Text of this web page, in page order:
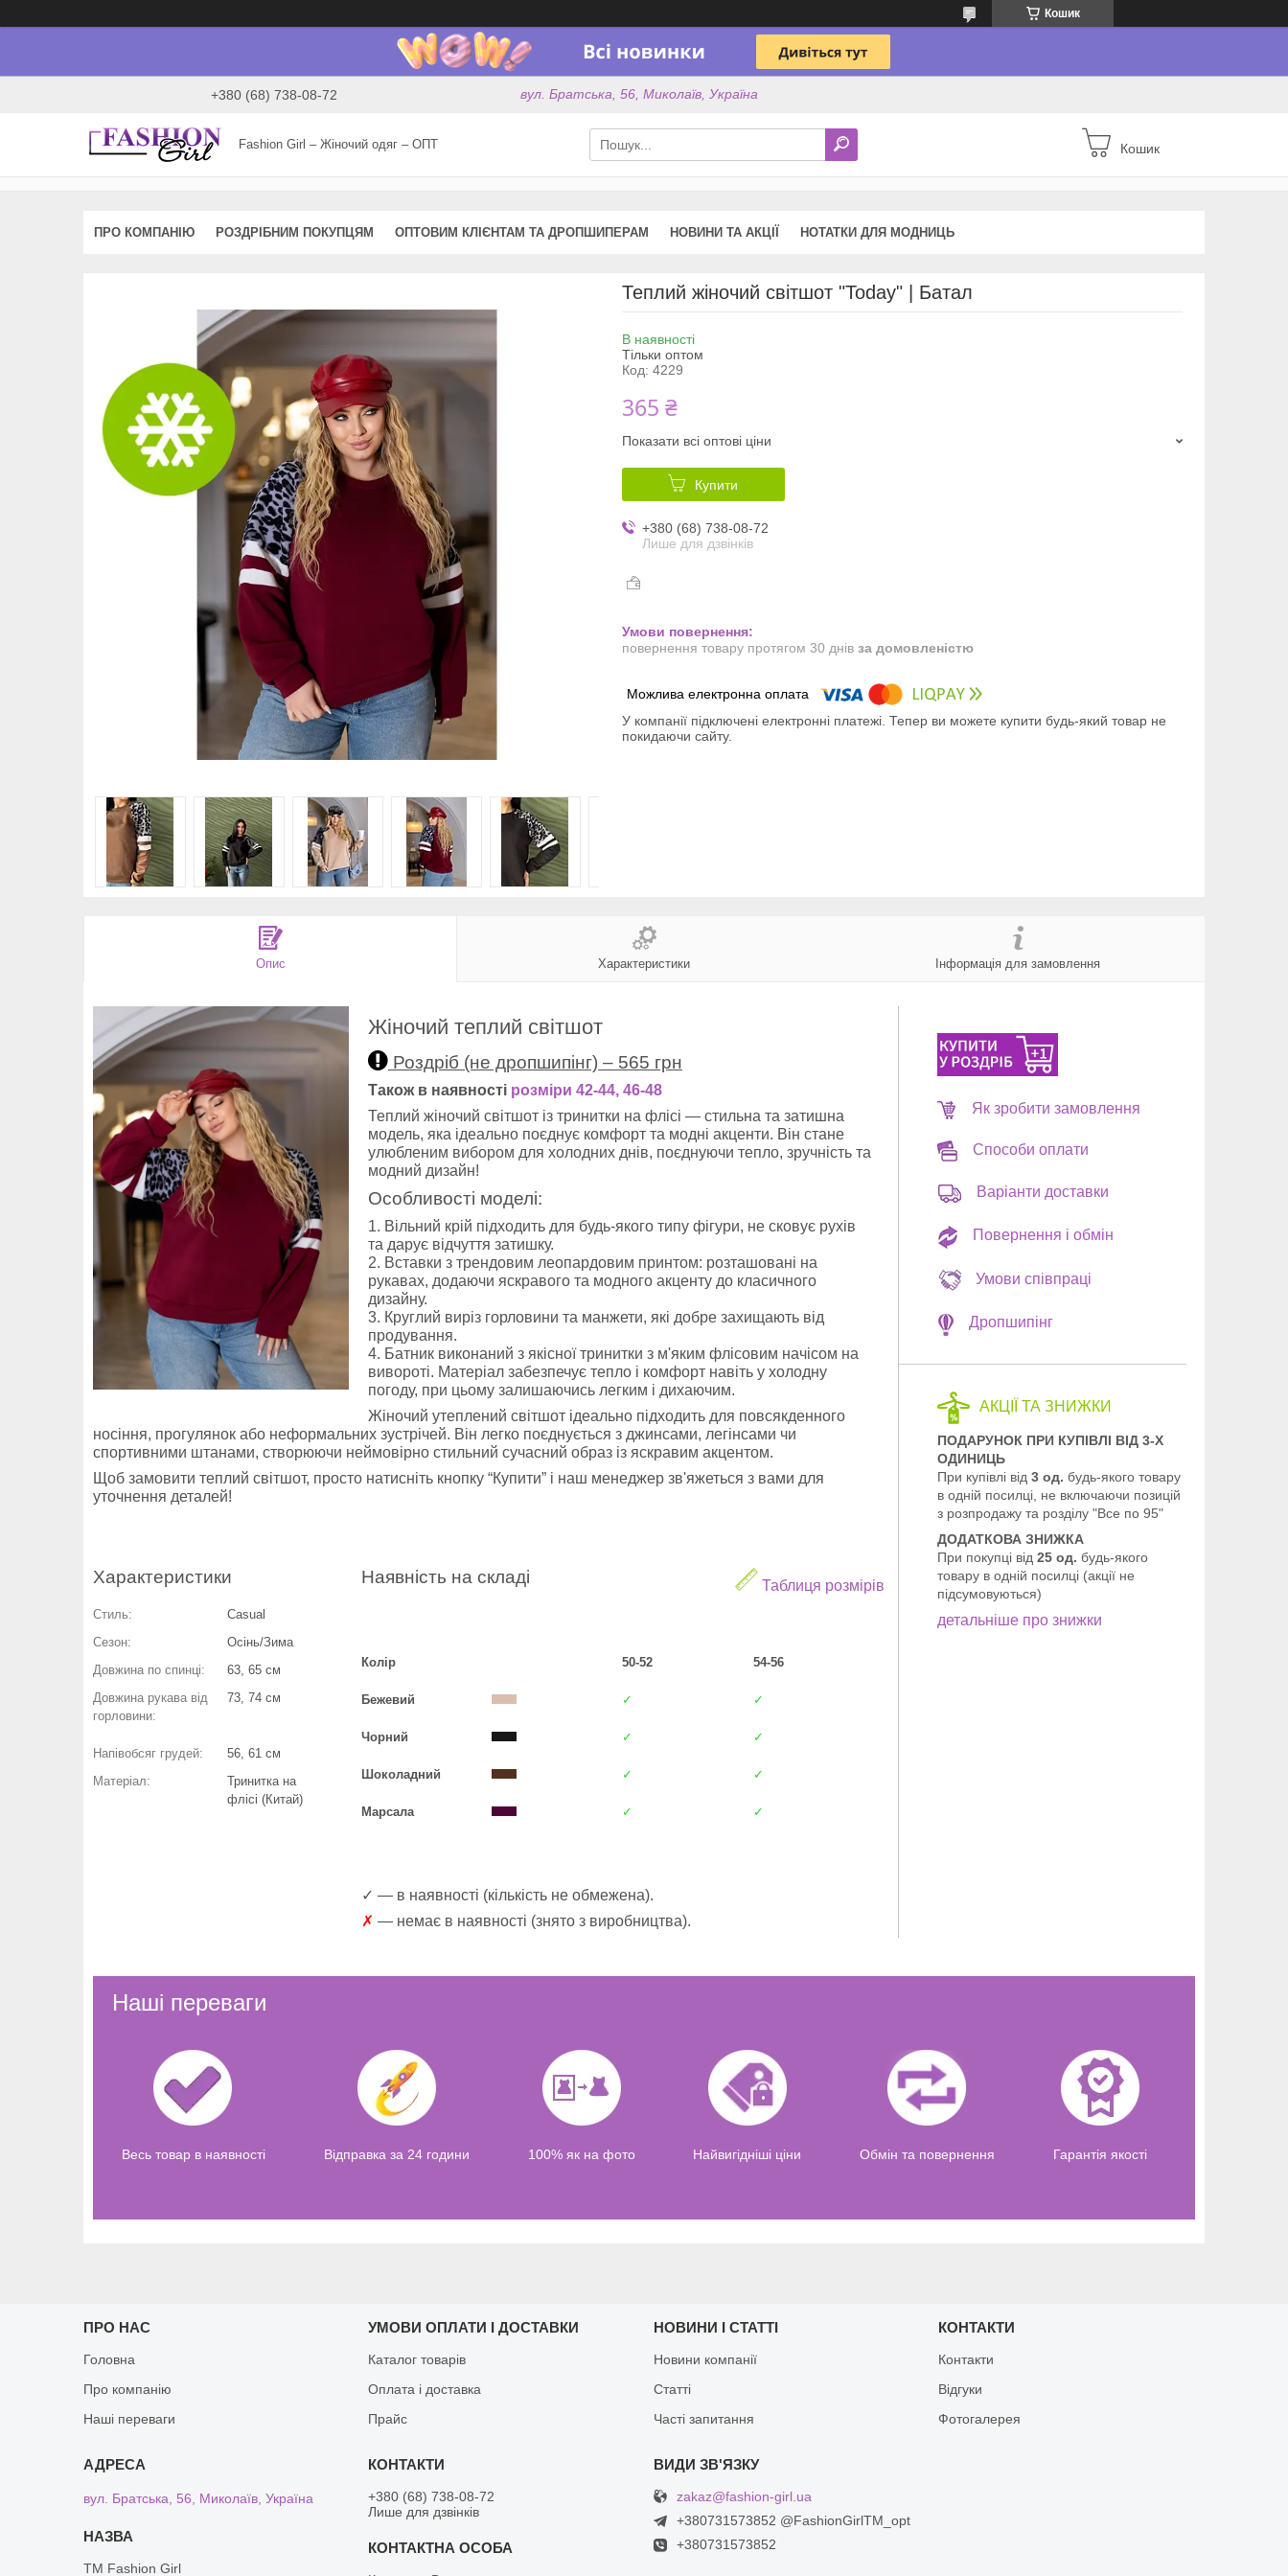
Кошик
+380 (68) 738-08-72 вул. Братська, 56, Миколаїв, Україна
Fashion Girl – Жіночий одяг – ОПТ Кошик
ПРО КОМПАНІЮ РОЗДРІБНИМ ПОКУПЦЯМ ОПТОВИМ КЛІЄНТАМ ТА ДРОПШИПЕРАМ НОВИНИ ТА АКЦІЇ НОТАТКИ ДЛЯ МОДНИЦЬ
Теплий жіночий світшот "Today" | Батал
В наявності
Тільки оптом
Код: 4229
365 ₴
Показати всі оптові ціни
Купити
+380 (68) 738-08-72
Лише для дзвінків
повернення товару протягом 30 днів за домовленістю
У компанії підключені електронні платежі. Тепер ви можете купити будь-який товар не
покидаючи сайту.
Опис Характеристики Інформація для замовлення
Жіночий теплий світшот
Роздріб (не дропшипінг) – 565 грн
Також в наявності розміри 42-44, 46-48
Теплий жіночий світшот із тринитки на флісі — стильна та затишна
модель, яка ідеально поєднує комфорт та модні акценти. Він стане
улюбленим вибором для холодних днів, поєднуючи тепло, зручність та
модний дизайн!
Особливості моделі:
Вільний крій підходить для будь-якого типу фігури, не сковує рухів
та дарує відчуття затишку.
Вставки з трендовим леопардовим принтом: розташовані на
рукавах, додаючи яскравого та модного акценту до класичного
дизайну.
Круглий виріз горловини та манжети, які добре захищають від
продування.
Батник виконаний з якісної тринитки з м'яким флісовим начісом на
вивороті. Матеріал забезпечує тепло і комфорт навіть у холодну
погоду, при цьому залишаючись легким і дихаючим.
Жіночий утеплений світшот ідеально підходить для повсякденного
носіння, прогулянок або неформальних зустрічей. Він легко поєднується з джинсами, легінсами чи
спортивними штанами, створюючи неймовірно стильний сучасний образ із яскравим акцентом.
Щоб замовити теплий світшот, просто натисніть кнопку “Купити” і наш менеджер зв'яжеться з вами для
уточнення деталей!
Характеристики
Стиль:
Casual
Сезон:
Осінь/Зима
Довжина по спинці:
63, 65 см
Довжина рукава від
горловини:
73, 74 см
Напівобсяг грудей:
56, 61 см
Матеріал:
Тринитка на
флісі (Китай)
Таблиця розмірів
Наявність на складі
Колір 50-52 54-56
Бежевий ✓ ✓
Чорний ✓ ✓
Шоколадний ✓ ✓
Марсала ✓ ✓
✓ — в наявності (кількість не обмежена).
✗ — немає в наявності (знято з виробництва).
Як зробити замовлення
Способи оплати
Варіанти доставки
Повернення і обмін
Умови співпраці
Дропшипінг
АКЦІЇ ТА ЗНИЖКИ
ПОДАРУНОК ПРИ КУПІВЛІ ВІД 3-Х
ОДИНИЦЬ
При купівлі від 3 од. будь-якого товару
в одній посилці, не включаючи позицій
з розпродажу та розділу "Все по 95"
ДОДАТКОВА ЗНИЖКА
При покупці від 25 од. будь-якого
товару в одній посилці (акції не
підсумовуються)
детальніше про знижки
Наші переваги
Весь товар в наявності Відправка за 24 години 100% як на фото Найвигідніші ціни Обмін та повернення Гарантія якості
ПРО НАС
Головна
Про компанію
Наші переваги
УМОВИ ОПЛАТИ І ДОСТАВКИ
Каталог товарів
Оплата і доставка
Прайс
НОВИНИ І СТАТТІ
Новини компанії
Статті
Часті запитання
КОНТАКТИ
Контакти
Відгуки
Фотогалерея
вул. Братська, 56, Миколаїв, Україна
TM Fashion Girl
+380 (68) 738-08-72
Лише для дзвінків
zakaz@fashion-girl.ua
+380731573852 @FashionGirlTM_opt
+380731573852